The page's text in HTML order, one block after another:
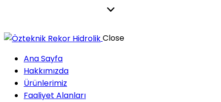
Close
Ana Sayfa
Hakkımızda
Ürünlerimiz
Faaliyet Alanları